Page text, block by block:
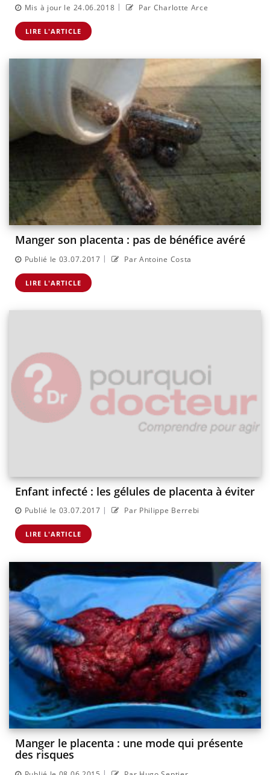
Mis à jour le 24.06.2018 | Par Charlotte Arce
LIRE L'ARTICLE
Manger son placenta : pas de bénéfice avéré
Publié le 03.07.2017 | Par Antoine Costa
LIRE L'ARTICLE
Enfant infecté : les gélules de placenta à éviter
Publié le 03.07.2017 | Par Philippe Berrebi
LIRE L'ARTICLE
Manger le placenta : une mode qui présente
des risques